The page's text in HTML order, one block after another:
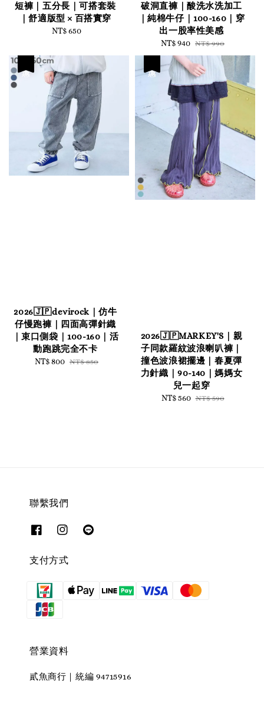
短褲｜五分長｜可搭套裝
｜舒適版型 × 百搭實穿
Regular
NT$ 650
破洞直褲｜酸洗水洗加工
｜純棉牛仔｜100-160｜穿
出一股率性美感
Sale
price
NT$ 940 Regular
price
NT$ 990
2026🇯🇵devirock｜仿牛
仔慢跑褲｜四面高彈針織
｜束口側袋｜100-160｜活
動跑跳完全不卡
Sale
NT$ 800 Regular
NT$ 850
2026🇯🇵MARKEY'S｜親
子同款羅紋波浪喇叭褲｜
撞色波浪裙擺邊｜春夏彈
力針織｜90-140｜媽媽女
兒一起穿
Sale
NT$ 560 Regular
NT$ 590
聯繫我們
支付方式
營業資料
貳魚商行｜統編 94715916